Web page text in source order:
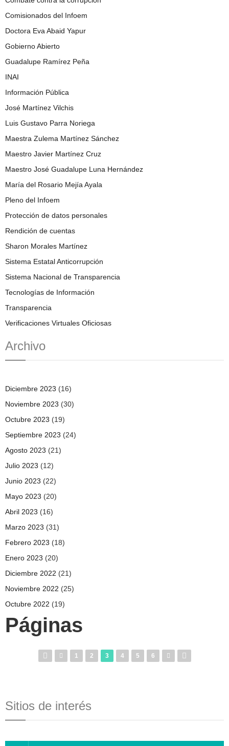
Comisionados del Infoem
Doctora Eva Abaid Yapur
Gobierno Abierto
Guadalupe Ramírez Peña
INAI
Información Pública
José Martínez Vilchis
Luis Gustavo Parra Noriega
Maestra Zulema Martínez Sánchez
Maestro Javier Martínez Cruz
Maestro José Guadalupe Luna Hernández
María del Rosario Mejía Ayala
Pleno del Infoem
Protección de datos personales
Rendición de cuentas
Sharon Morales Martínez
Sistema Estatal Anticorrupción
Sistema Nacional de Transparencia
Tecnologías de Información
Transparencia
Verificaciones Virtuales Oficiosas
Archivo
Diciembre 2023 (16)
Noviembre 2023 (30)
Octubre 2023 (19)
Septiembre 2023 (24)
Agosto 2023 (21)
Julio 2023 (12)
Junio 2023 (22)
Mayo 2023 (20)
Abril 2023 (16)
Marzo 2023 (31)
Febrero 2023 (18)
Enero 2023 (20)
Diciembre 2022 (21)
Noviembre 2022 (25)
Octubre 2022 (19)
Páginas
1 2 3 4 5 6
Sitios de interés